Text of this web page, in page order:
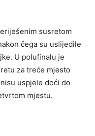
susretom
čega su uslijedile
U polufinalu je
za treće mjesto
uspjele doći do
mjestu.